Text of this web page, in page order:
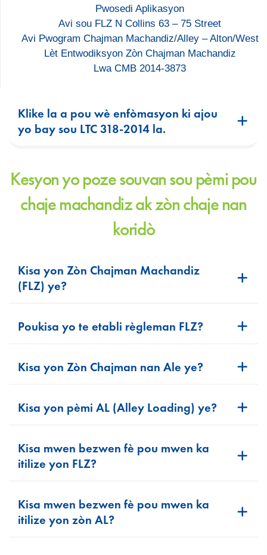
Klike la a pou wè enfòmasyon ki ajou
yo bay sou LTC 318-2014 la.
Kesyon yo poze souvan sou pèmi pou
chaje machandiz ak zòn chaje nan
koridò
Kisa yon Zòn Chajman Machandiz
(FLZ) ye?
Poukisa yo te etabli règleman FLZ?
Kisa yon Zòn Chajman nan Ale ye?
Kisa yon pèmi AL (Alley Loading) ye?
Kisa mwen bezwen fè pou mwen ka
itilize yon FLZ?
Kisa mwen bezwen fè pou mwen ka
itilize yon zòn AL?
Pwosedi Aplikasyon
Avi sou FLZ N Collins 63 – 75 Street
Avi Pwogram Chajman Machandiz/Alley – Alton/West
Lèt Entwodiksyon Zòn Chajman Machandiz
Lwa CMB 2014-3873